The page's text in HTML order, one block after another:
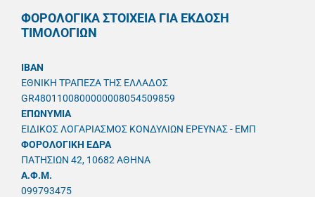
ΦΟΡΟΛΟΓΙΚΑ ΣΤΟΙΧΕΙΑ ΓΙΑ ΕΚΔΟΣΗ
ΤΙΜΟΛΟΓΙΩΝ
IBAN
ΕΘΝΙΚΗ ΤΡΑΠΕΖΑ ΤΗΣ ΕΛΛΑΔΟΣ
GR4801100800000008054509859
ΕΠΩΝΥΜΙΑ
ΕΙΔΙΚΟΣ ΛΟΓΑΡΙΑΣΜΟΣ ΚΟΝΔΥΛΙΩΝ ΕΡΕΥΝΑΣ - ΕΜΠ
ΦΟΡΟΛΟΓΙΚΗ ΕΔΡΑ
ΠΑΤΗΣΙΩΝ 42, 10682 ΑΘΗΝΑ
A.Φ.Μ.
099793475